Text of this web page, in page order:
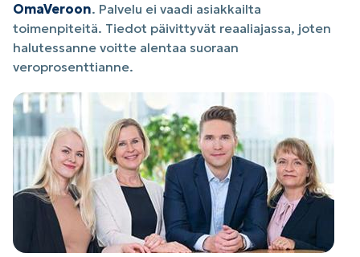
OmaVeroon. Palvelu ei vaadi asiakkailta
toimenpiteitä. Tiedot päivittyvät reaaliajassa, joten
halutessanne voitte alentaa suoraan
veroprosenttianne.